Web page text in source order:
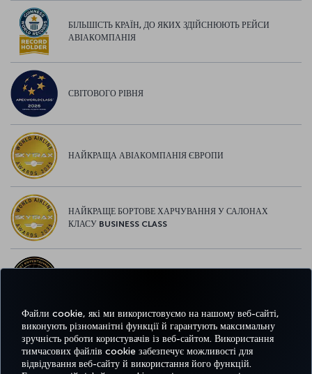
Файли cookie, які ми використовуємо на нашому веб-сайті,
виконують різноманітні функції й гарантують максимальну
зручність роботи користувачів із веб-сайтом. Використання
тимчасових файлів cookie забезпечує можливості для
відвідування веб-сайту й використання його функцій.
БІЛЬШІСТЬ КРАЇН, ДО ЯКИХ ЗДІЙСНЮЮТЬ РЕЙСИ
АВІАКОМПАНІЯ
СВІТОВОГО РІВНЯ
НАЙКРАЩА АВІАКОМПАНІЯ ЄВРОПИ
НАЙКРАЩЕ БОРТОВЕ ХАРЧУВАННЯ У САЛОНАХ
КЛАСУ BUSINESS CLASS
НАЙКРАЩИЙ WI-FI У ЄВРОПІ